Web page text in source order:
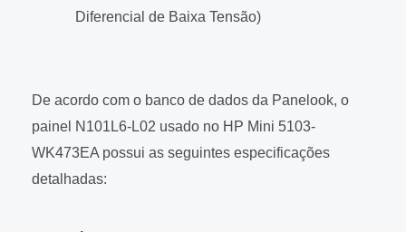
Diferencial de Baixa Tensão)
De acordo com o banco de dados da Panelook, o
painel N101L6-L02 usado no HP Mini 5103-
WK473EA possui as seguintes especificações
detalhadas: